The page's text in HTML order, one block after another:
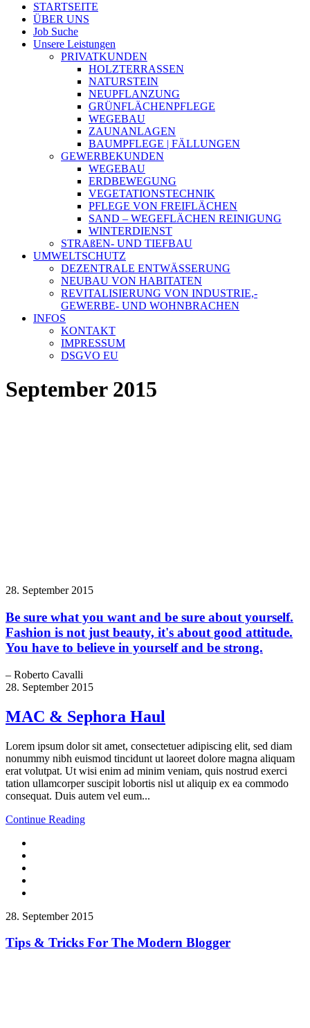
STARTSEITE
ÜBER UNS
Job Suche
Unsere Leistungen
PRIVATKUNDEN
HOLZTERRASSEN
NATURSTEIN
NEUPFLANZUNG
GRÜNFLÄCHENPFLEGE
WEGEBAU
ZAUNANLAGEN
BAUMPFLEGE | FÄLLUNGEN
GEWERBEKUNDEN
WEGEBAU
ERDBEWEGUNG
VEGETATIONSTECHNIK
PFLEGE VON FREIFLÄCHEN
SAND – WEGEFLÄCHEN REINIGUNG
WINTERDIENST
STRAßEN- UND TIEFBAU
UMWELTSCHUTZ
DEZENTRALE ENTWÄSSERUNG
NEUBAU VON HABITATEN
REVITALISIERUNG VON INDUSTRIE,-
GEWERBE- UND WOHNBRACHEN
INFOS
KONTAKT
IMPRESSUM
DSGVO EU
September 2015
28. September 2015
Be sure what you want and be sure about yourself.
Fashion is not just beauty, it's about good attitude.
You have to believe in yourself and be strong.
– Roberto Cavalli
28. September 2015
MAC & Sephora Haul
Lorem ipsum dolor sit amet, consectetuer adipiscing elit, sed diam
nonummy nibh euismod tincidunt ut laoreet dolore magna aliquam
erat volutpat. Ut wisi enim ad minim veniam, quis nostrud exerci
tation ullamcorper suscipit lobortis nisl ut aliquip ex ea commodo
consequat. Duis autem vel eum...
Continue Reading
28. September 2015
Tips & Tricks For The Modern Blogger